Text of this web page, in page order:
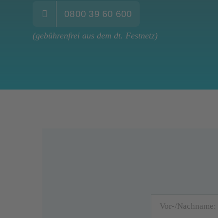
0800 39 60 600
(gebührenfrei aus dem dt. Festnetz)